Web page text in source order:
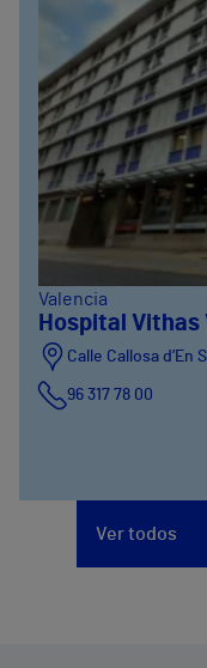
Valencia
Hospital Vithas
Calle Callosa d’En
96 317 78 00
Ver todos